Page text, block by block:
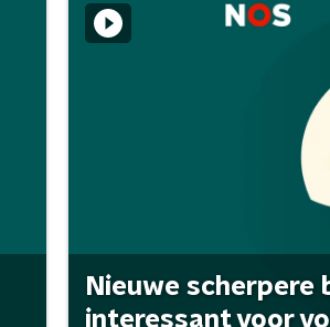
Nieuwe scherpere
interessant voor